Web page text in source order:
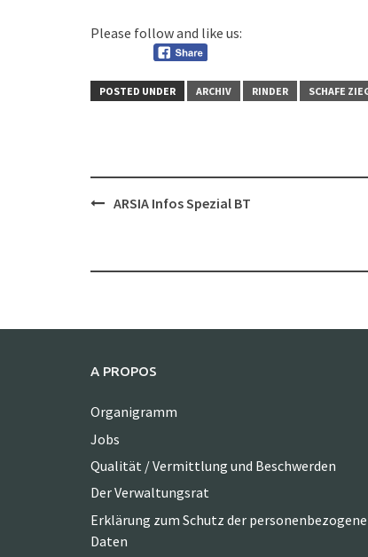
Please follow and like us:
POSTED UNDER ARCHIV RINDER SCHAFE
PostARSIA Infos Spezial BT
A PROPOS
Organigramm
Jobs
Qualität / Vermittlung und Beschwerden
Der Verwaltungsrat
Erklärung zum Schutz der
Daten